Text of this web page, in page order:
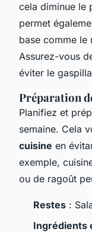
cela diminue le
permet
base comme le
Assurez-vous
éviter le
Préparation
Planifiez et
semaine. Cela
cuisine en
exemple,
ou de ragoût
Restes :
Ingrédients